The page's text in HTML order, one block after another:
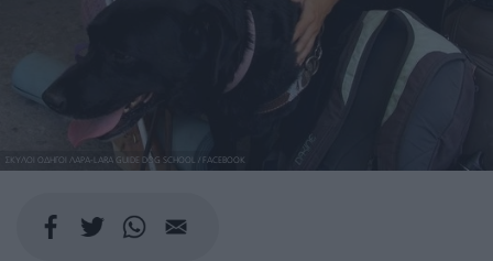
ΣΚΥΛΟΙ ΟΔΗΓΟΙ ΛΑΡΑ-LARA GUIDE DOG SCHOOL / FACEBOOK